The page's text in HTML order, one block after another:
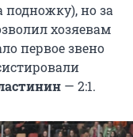
но за
хозяевам
первое звено
— 2:1.